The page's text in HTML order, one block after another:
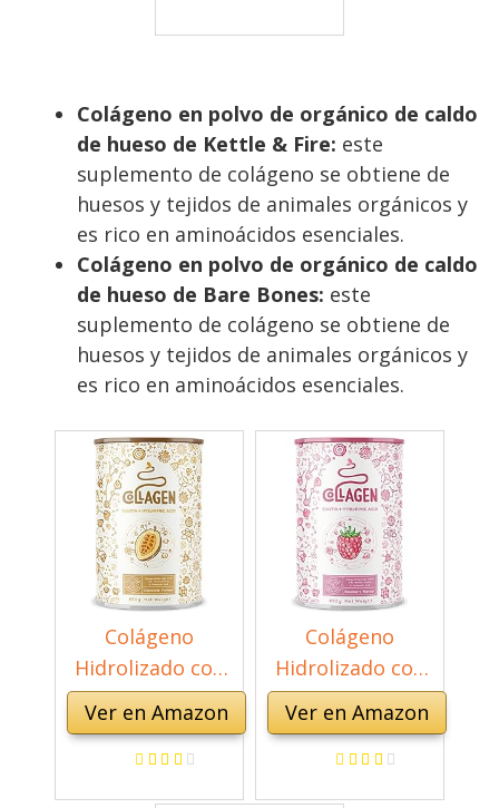
hidrolizado - Sin
567 g sin sabor,
paquete de 1
Colágeno en polvo de orgánico de caldo
de hueso de Kettle & Fire: este
suplemento de colágeno se obtiene de
huesos y tejidos de animales orgánicos y
es rico en aminoácidos esenciales.
Colágeno en polvo de orgánico de caldo
de hueso de Bare Bones: este
suplemento de colágeno se obtiene de
huesos y tejidos de animales orgánicos y
es rico en aminoácidos esenciales.
Colágeno
Hidrolizado con
Ácido Hialurónico
y Elastina Marina -
Péptidos de
Ver en Amazon
Colágeno
Hidrolizado con
Ácido Hialurónico
y Elastina Marina -
Péptidos
Ver en Amazon